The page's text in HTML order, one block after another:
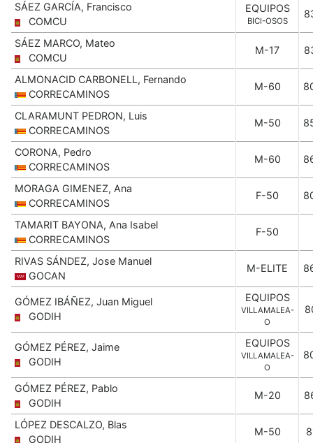
SÁEZ GARCÍA, Francisco
COMCU
EQUIPOS
BICI-OSOS
SÁEZ MARCO, Mateo
COMCU
M-17
ALMONACID CARBONELL, Fernando
CORRECAMINOS
M-60
CLARAMUNT PEDRON, Luis
CORRECAMINOS
M-50
CORONA, Pedro
CORRECAMINOS
M-60
MORAGA GIMENEZ, Ana
CORRECAMINOS
F-50
TAMARIT BAYONA, Ana Isabel
CORRECAMINOS
F-50
RIVAS SÁNDEZ, Jose Manuel
GOCAN
M-ELITE
GÓMEZ IBÁÑEZ, Juan Miguel
GODIH
EQUIPOS
VILLAMALEA-
O
GÓMEZ PÉREZ, Jaime
GODIH
EQUIPOS
VILLAMALEA-
O
GÓMEZ PÉREZ, Pablo
GODIH
M-20
LÓPEZ DESCALZO, Blas
GODIH
M-50